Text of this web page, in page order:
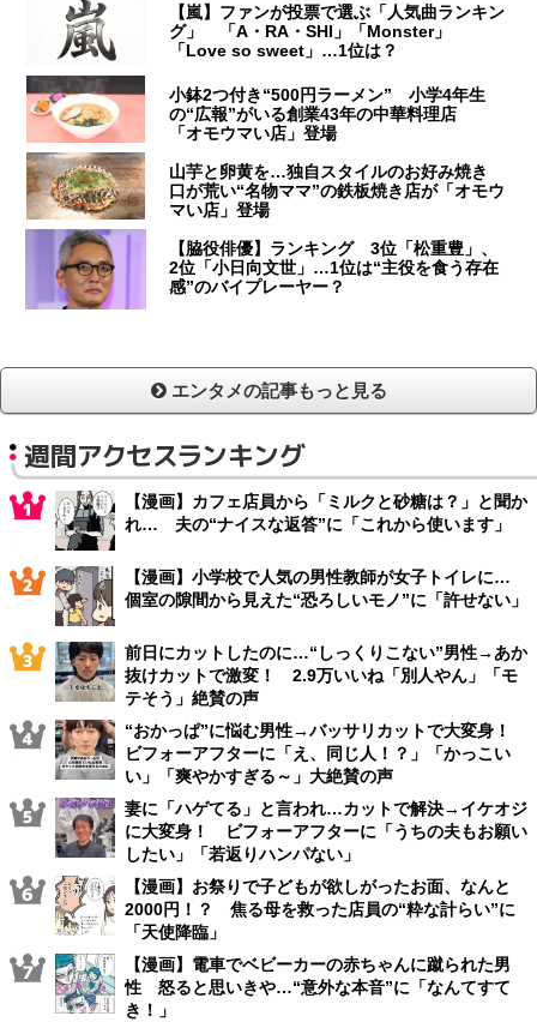
【嵐】ファンが投票で選ぶ「人気曲ランキン
グ」 「A・RA・SHI」「Monster」
「Love so sweet」…1位は？
小鉢2つ付き“500円ラーメン” 小学4年生
の“広報”がいる創業43年の中華料理店
「オモウマい店」登場
山芋と卵黄を…独自スタイルのお好み焼き
口が荒い“名物ママ”の鉄板焼き店が「オモウ
マい店」登場
【脇役俳優】ランキング 3位「松重豊」、
2位「小日向文世」…1位は“主役を食う存在
感”のバイプレーヤー？
エンタメの記事もっと見る
週間アクセスランキング
【漫画】カフェ店員から「ミルクと砂糖は？」と聞か
れ… 夫の“ナイスな返答”に「これから使います」
【漫画】小学校で人気の男性教師が女子トイレに…
個室の隙間から見えた“恐ろしいモノ”に「許せない」
前日にカットしたのに…“しっくりこない”男性→あか
抜けカットで激変！ 2.9万いいね「別人やん」「モ
テそう」絶賛の声
“おかっぱ”に悩む男性→バッサリカットで大変身！
ビフォーアフターに「え、同じ人！？」「かっこい
い」「爽やかすぎる～」大絶賛の声
妻に「ハゲてる」と言われ…カットで解決→イケオジ
に大変身！ ビフォーアフターに「うちの夫もお願い
したい」「若返りハンパない」
【漫画】お祭りで子どもが欲しがったお面、なんと
2000円！？ 焦る母を救った店員の“粋な計らい”に
「天使降臨」
【漫画】電車でベビーカーの赤ちゃんに蹴られた男
性 怒ると思いきや…“意外な本音”に「なんてすて
き！」